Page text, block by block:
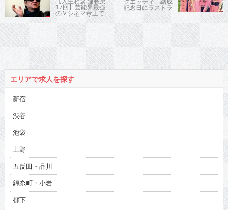
17回】芸能界最強
のＶシネマ帝王で
ある俳優の小沢仁
志氏が時に優し
く、時に厳しく歯
切れよく人生指
南！
記念日にラストラ
イブで解散
エリアで求人を探す
新宿
渋谷
池袋
上野
五反田・品川
錦糸町・小岩
都下